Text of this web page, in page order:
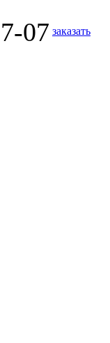
07 заказать